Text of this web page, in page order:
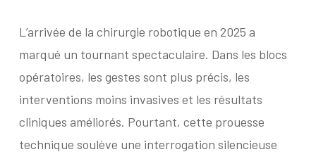
L’arrivée de la chirurgie robotique en 2025 a
marqué un tournant spectaculaire. Dans les blocs
opératoires, les gestes sont plus précis, les
interventions moins invasives et les résultats
cliniques améliorés. Pourtant, cette prouesse
technique soulève une interrogation silencieuse